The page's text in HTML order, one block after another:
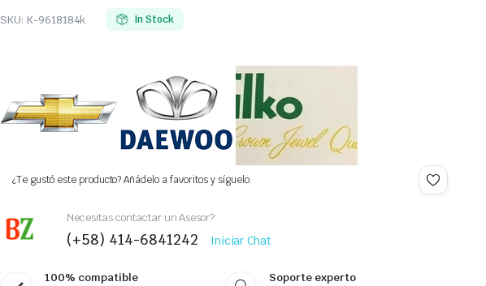
SKU: K-9618184k In Stock
¿Te gustó este producto? Añádelo a favoritos y síguelo.
Necesitas contactar un Asesor?
(+58) 414-6841242 Iniciar Chat
100% compatible Soporte experto